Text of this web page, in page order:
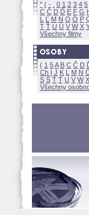
" ( - 0 1 2 3 4 5
C Č D Ď E F G
L
Ľ M N O Ó P
T Ť U Ú V W X
Všechny filmy
( 1 5A B C Č D
Ch I J K L M N
Ś
Ť T U V W X
Všechny